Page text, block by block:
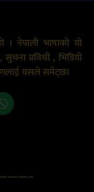
। नेपाली भाषाको यो
प्रविधी , भिडियो
यसले समेट्छ।